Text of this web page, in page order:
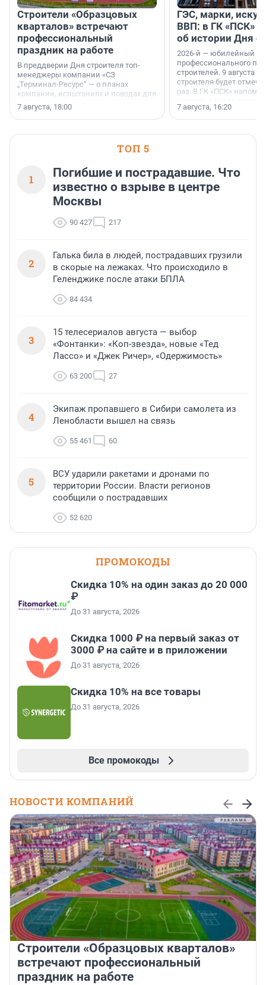
Строители «Образцовых
кварталов» встречают
профессиональный
праздник на работе
В преддверии Дня строителя топ-
менеджеры компании «СЗ
„Терминал-Ресурс“ — о планах
компании, испытаниях и поводах для
осторожного оптимизма.
7 августа, 18:00
ГЭС, марки,
ВВП: в ГК «ПСК»
об истории Дня
2026-й — юбилейный
профессионального
строителей. 9 августа
строителя будет
раз. В ГК «ПСК»
поменялась роль
7 августа, 16:20
ТОП 5
1
Погибшие и пострадавшие. Что
известно о взрыве в центре
Москвы
90 427 217
2
Галька била в людей, пострадавших грузили
в скорые на лежаках. Что происходило в
Геленджике после атаки БПЛА
84 434
3
15 телесериалов августа — выбор
«Фонтанки»: «Коп-звезда», новые «Тед
Лассо» и «Джек Ричер», «Одержимость»
63 200 27
4
Экипаж пропавшего в Сибири самолета из
Ленобласти вышел на связь
55 461 60
5
ВСУ ударили ракетами и дронами по
территории России. Власти регионов
сообщили о пострадавших
52 620
ПРОМОКОДЫ
Скидка 10% на один заказ до 20 000
₽
До 31 августа, 2026
Скидка 1000 ₽ на первый заказ от
3000 ₽ на сайте и в приложении
До 31 августа, 2026
Скидка 10% на все товары
До 31 августа, 2026
Все промокоды
НОВОСТИ КОМПАНИЙ
Строители «Образцовых кварталов»
встречают профессиональный
праздник на работе